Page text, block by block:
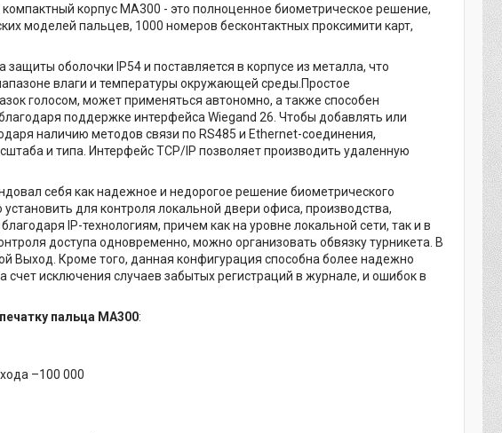
корпус MA300 - это полноценное биометрическое решение,
моделей пальцев, 1000 номеров бесконтактных проксимити карт,
оболочки IP54 и поставляется в корпусе из металла, что
влаги и температуры окружающей среды.Простое
голосом, может применяться автономно, а также способен
поддержке интерфейса Wiegand 26. Чтобы добавлять или
наличию методов связи по RS485 и Ethernet-соединения,
и типа. Интерфейс TCP/IP позволяет производить удаленную
себя как надежное и недорогое решение биометрического
для контроля локальной двери офиса, производства,
IP-технологиям, причем как на уровне локальной сети, так и в
доступа одновременно, можно организовать обвязку турникета. В
Выход. Кроме того, данная конфигурация способна более надежно
исключения случаев забытых регистраций в журнале, и ошибок в
пальца MA300:
–100 000